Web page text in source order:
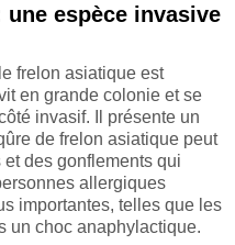
espèce invasive
frelon asiatique est
en grande colonie et se
invasif. Il présente un
de frelon asiatique peut
des gonflements qui
allergiques
importantes, telles que les
un choc anaphylactique.